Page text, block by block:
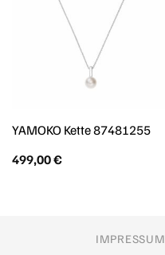
YAMOKO Kette 87481255
499,00€
IMPRESSUM